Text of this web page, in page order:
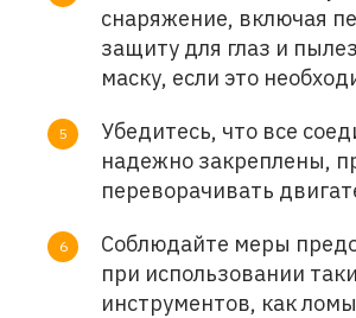
снаряжение, включая
защиту для глаз и
маску, если это
Убедитесь, что все
надежно закреплены,
переворачивать
Соблюдайте меры
при использовании
инструментов, как